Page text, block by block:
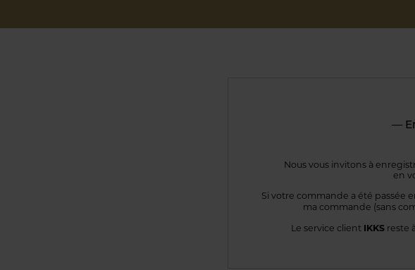
—
Nous vous invitons à
en
Si votre commande a été passée
ma commande (sans
Le service client IKKS reste